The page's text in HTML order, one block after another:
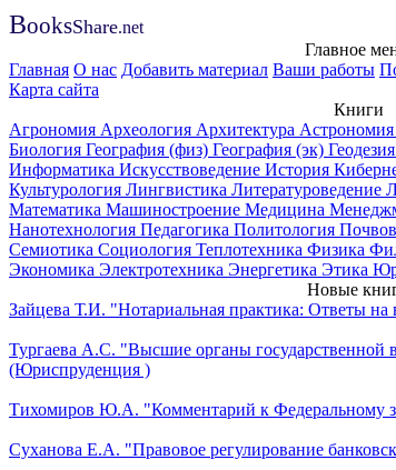
BooksShare.net
Главное
Главная О нас Добавить материал Ваши работы
Карта сайта
Книги
Агрономия Археология Архитектура Астрономия
Биология География (физ) География (эк) Геодезия
Информатика Искусствоведение История
Культурология Лингвистика Литературоведение
Математика Машиностроение Медицина
Нанотехнология Педагогика Политология
Семиотика Социология Теплотехника Физика
Экономика Электротехника Энергетика Этика
Новые
Зайцева Т.И. "Нотариальная практика: Ответы
Тургаева А.С. "Высшие органы
(Юриспруденция )
Тихомиров Ю.А. "Комментарий к Федеральному
Суханова Е.А. "Правовое регулирование